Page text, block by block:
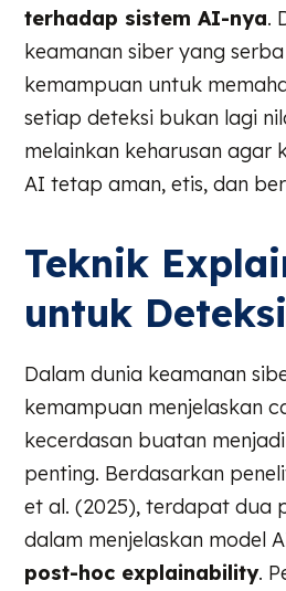
terhadap sistem AI-nya.
keamanan siber yang
kemampuan untuk
setiap deteksi bukan lagi
melainkan keharusan agar
AI tetap aman, etis, dan
Teknik
untuk
Dalam dunia keamanan
kemampuan menjelaskan
kecerdasan buatan
penting. Berdasarkan
et al. (2025), terdapat dua
dalam menjelaskan model
post-hoc explainability.